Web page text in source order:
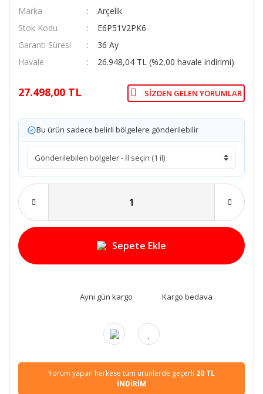
Marka
Arçelik
Stok Kodu
E6P51V2PK6
Garanti Süresi
36 Ay
Havale
26.948,04 TL (%2,00 havale indirimi)
27.498,00 TL SIZDEN GELEN YORUMLAR
Bu ürün sadece belirli bölgelere gönderilebilir
Sepete Ekle
Aynı gün kargo Kargo bedava
Yorum yapan herkese tüm ürünlerde geçerli 20 TL
İNDİRİM